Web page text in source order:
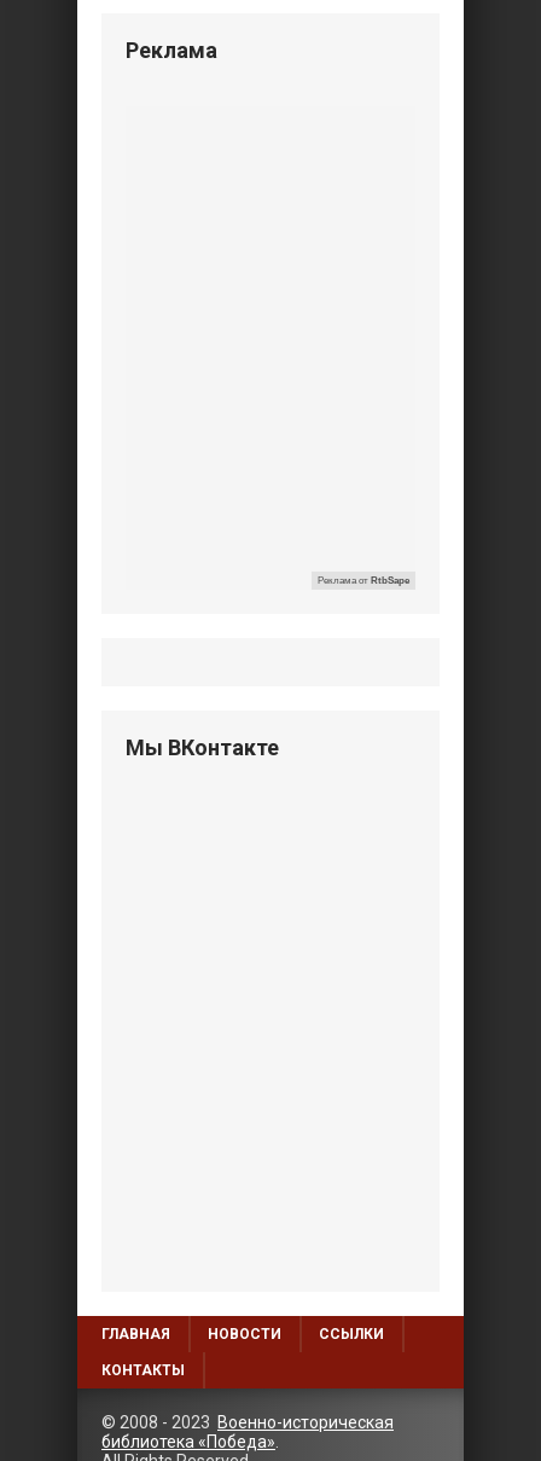
Реклама
Реклама от RtbSape
Мы ВКонтакте
ГЛАВНАЯ НОВОСТИ ССЫЛКИ
КОНТАКТЫ
© 2008 - 2023 Военно-историческая
библиотека «Победа»